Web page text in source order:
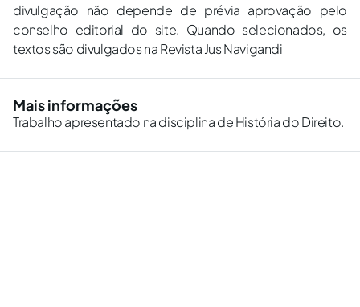
divulgação não depende de prévia aprovação pelo
conselho editorial do site. Quando selecionados, os
textos são divulgados na Revista Jus Navigandi
Mais informações
Trabalho apresentado na disciplina de História do Direito.